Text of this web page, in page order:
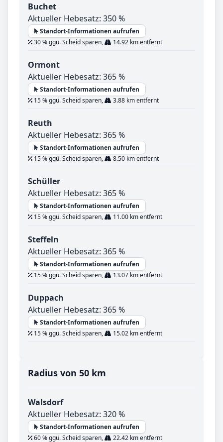
Buchet
Aktueller Hebesatz: 350 %
Standort-Informationen aufrufen
30 % ggü. Scheid sparen,
14.92 km entfernt
Ormont
Aktueller Hebesatz: 365 %
Standort-Informationen aufrufen
15 % ggü. Scheid sparen,
3.88 km entfernt
Reuth
Aktueller Hebesatz: 365 %
Standort-Informationen aufrufen
15 % ggü. Scheid sparen,
8.50 km entfernt
Schüller
Aktueller Hebesatz: 365 %
Standort-Informationen aufrufen
15 % ggü. Scheid sparen,
11.00 km entfernt
Steffeln
Aktueller Hebesatz: 365 %
Standort-Informationen aufrufen
15 % ggü. Scheid sparen,
13.07 km entfernt
Duppach
Aktueller Hebesatz: 365 %
Standort-Informationen aufrufen
15 % ggü. Scheid sparen,
15.02 km entfernt
Radius von 50 km
Walsdorf
Aktueller Hebesatz: 320 %
Standort-Informationen aufrufen
60 % ggü. Scheid sparen,
22.42 km entfernt